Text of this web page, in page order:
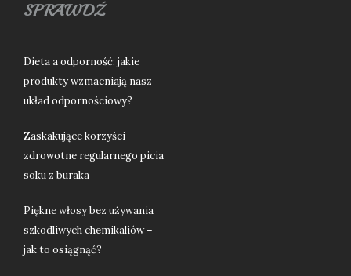
SPRAWDŹ
Dieta a odporność: jakie
produkty wzmacniają nasz
układ odpornościowy?
Zaskakujące korzyści
zdrowotne regularnego picia
soku z buraka
Piękne włosy bez używania
szkodliwych chemikaliów –
jak to osiągnąć?